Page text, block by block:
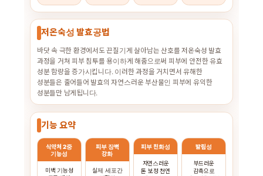
저온숙성 발효공법
바닷 속 극한 환경에서도 끈질기게 살아남는 산호를 저온숙성 발효
과정을 거쳐 피부 침투를 용이하게 해줌으로써 피부에 안전한 유효
성분 함량을 증가시킵니다. 이러한 과정을 거치면서 유해한
성분들은 줄어들어 발효의 자연스러운 부산물인 피부에 유익한
성분들만 남게됩니다.
기능 요약
식약처 2중
기능성
미백 기능성
피부 장벽
강화
실제 세포간
피부 친화성
자연스러운
톤 보정 천연
발림성
부드러운
감촉으로